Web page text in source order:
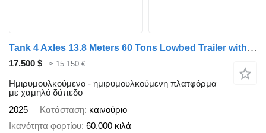
Tank 4 Axles 13.8 Meters 60 Tons Lowbed Trailer with Extension Device
17.500 $ ≈ 15.150 €
Ημιρυμουλκούμενο - ημιρυμουλκούμενη πλατφόρμα
με χαμηλό δάπεδο
2025
Κατάσταση καινούριο
Ικανότητα φορτίου 60.000 κιλά